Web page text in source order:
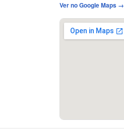
Ver no Google Maps →